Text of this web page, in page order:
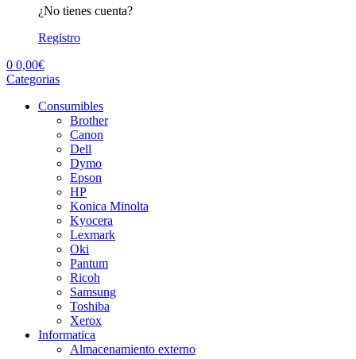
¿No tienes cuenta?
Registro
0 0,00€
Categorias
Consumibles
Brother
Canon
Dell
Dymo
Epson
HP
Konica Minolta
Kyocera
Lexmark
Oki
Pantum
Ricoh
Samsung
Toshiba
Xerox
Informatica
Almacenamiento externo